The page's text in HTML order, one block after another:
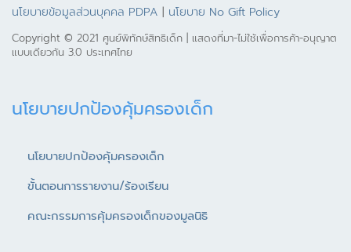
Copyright © 2021 ศูนย์พิทักษ์สิทธิเด็ก | แสดงที่มา-ไม่ใช้เพื่อการค้า-อนุญาต
แบบเดียวกัน 3.0 ประเทศไทย
นโยบายปกป้องคุ้มครองเด็ก